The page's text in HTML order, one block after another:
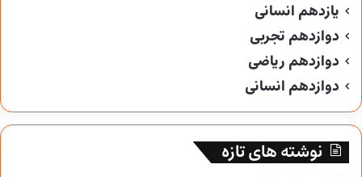
یازدهم انسانی
دوازدهم تجربی
دوازدهم ریاضی
دوازدهم انسانی
نوشته های تازه